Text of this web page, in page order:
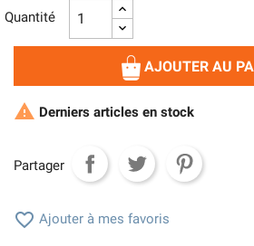
Quantité
AJOUTER AU
 Derniers articles en stock
Partager
 Ajouter à mes favoris